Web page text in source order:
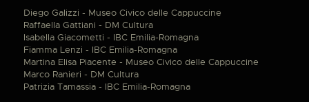
Diego Galizzi - Museo Civico delle Cappuccine
Raffaella Gattiani - DM Cultura
Isabella Giacometti - IBC Emilia-Romagna
Fiamma Lenzi - IBC Emilia-Romagna
Martina Elisa Piacente - Museo Civico delle Cappuccine
Marco Ranieri - DM Cultura
Patrizia Tamassia - IBC Emilia-Romagna